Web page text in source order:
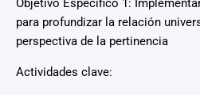
Objetivo Específico 1:
para profundizar la relación
perspectiva de la pertinencia
Actividades clave: